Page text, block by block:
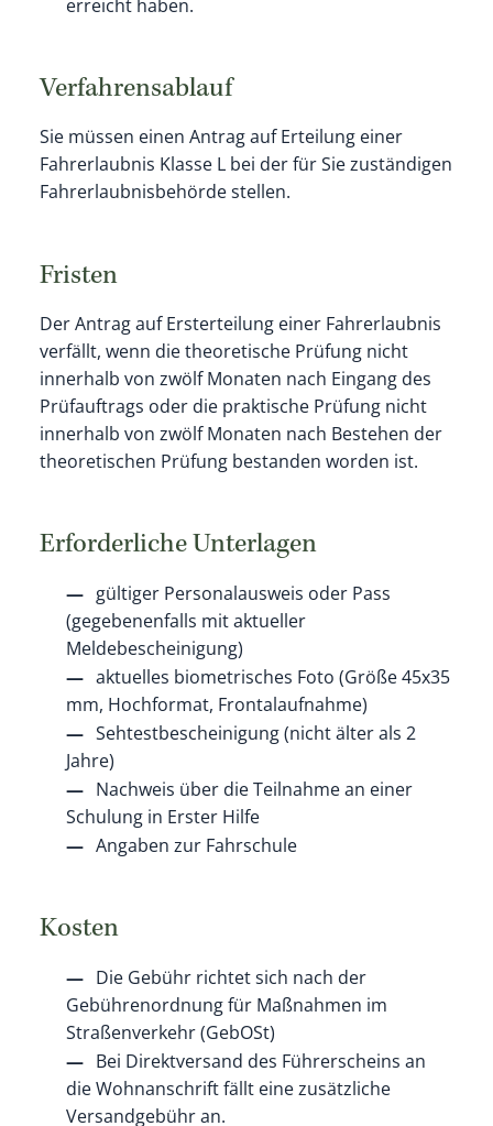
erreicht haben.
Verfahrensablauf
Sie müssen einen Antrag auf Erteilung einer
Fahrerlaubnis Klasse L bei der für Sie zuständigen
Fahrerlaubnisbehörde stellen.
Fristen
Der Antrag auf Ersterteilung einer Fahrerlaubnis
verfällt, wenn die theoretische Prüfung nicht
innerhalb von zwölf Monaten nach Eingang des
Prüfauftrags oder die praktische Prüfung nicht
innerhalb von zwölf Monaten nach Bestehen der
theoretischen Prüfung bestanden worden ist.
Erforderliche Unterlagen
gültiger Personalausweis oder Pass
(gegebenenfalls mit aktueller
Meldebescheinigung)
aktuelles biometrisches Foto (Größe 45x35
mm, Hochformat, Frontalaufnahme)
Sehtestbescheinigung (nicht älter als 2
Jahre)
Nachweis über die Teilnahme an einer
Schulung in Erster Hilfe
Angaben zur Fahrschule
Kosten
Die Gebühr richtet sich nach der
Gebührenordnung für Maßnahmen im
Straßenverkehr (GebOSt)
Bei Direktversand des Führerscheins an
die Wohnanschrift fällt eine zusätzliche
Versandgebühr an.